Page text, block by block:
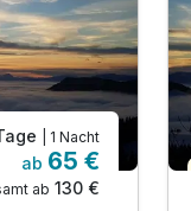
| 1 Nacht
ab 65 €
ab 130 €